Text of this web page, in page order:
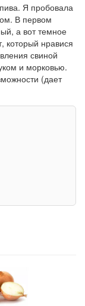
Я пробовала
В первом
а вот темное
который нравися
свиной
и морковью.
(дает